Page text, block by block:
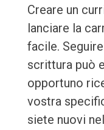
Creare un
lanciare la
facile.
scrittura può
opportuno
vostra
siete nuovi